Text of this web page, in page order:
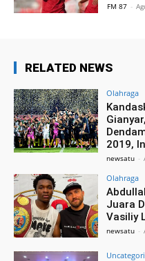
FM 87 -
RELATED NEWS
Olahraga
2019,
newsatu -
Olahraga
Juara
Vasiliy
newsatu -